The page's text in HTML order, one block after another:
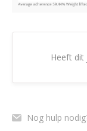
Heeft dit
Nog hulp